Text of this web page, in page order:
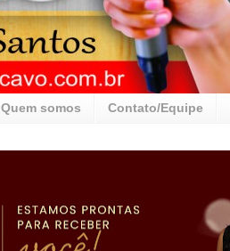
Quem somos Contato/Equipe